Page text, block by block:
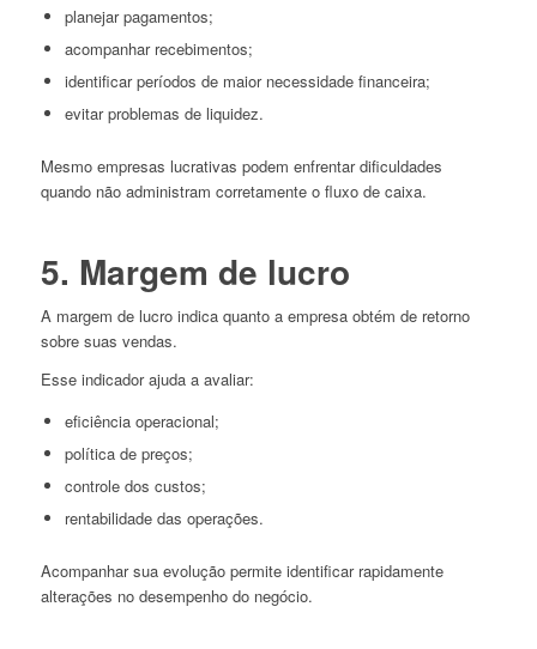
planejar pagamentos;
acompanhar recebimentos;
identificar períodos de maior necessidade financeira;
evitar problemas de liquidez.
Mesmo empresas lucrativas podem enfrentar dificuldades
quando não administram corretamente o fluxo de caixa.
5. Margem de lucro
A margem de lucro indica quanto a empresa obtém de retorno
sobre suas vendas.
Esse indicador ajuda a avaliar:
eficiência operacional;
política de preços;
controle dos custos;
rentabilidade das operações.
Acompanhar sua evolução permite identificar rapidamente
alterações no desempenho do negócio.